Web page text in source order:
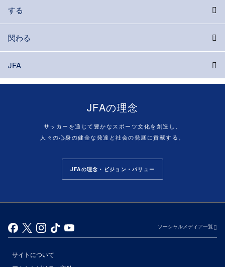
する
関わる
JFA
JFAの理念
サッカーを通じて豊かなスポーツ文化を創造し、
人々の心身の健全な発達と社会の発展に貢献する。
JFAの理念・ビジョン・バリュー
ソーシャルメディア一覧
サイトについて